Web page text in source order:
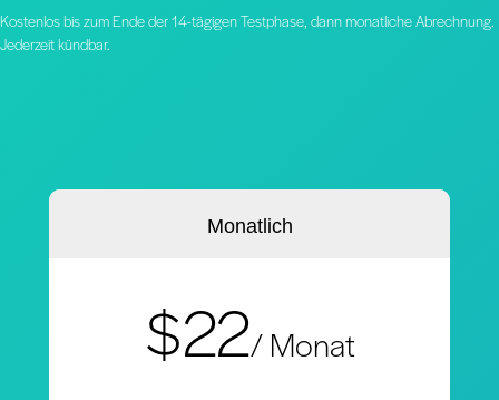
Kostenlos bis zum Ende der 14-tägigen Testphase, dann monatliche Abrechnung.
Jederzeit kündbar.
Monatlich
$22/ Monat